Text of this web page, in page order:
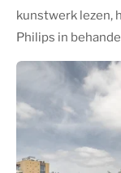
kunstwerk lezen,
Philips in